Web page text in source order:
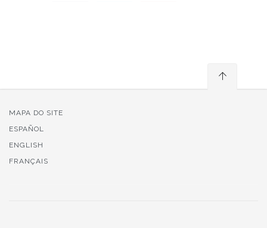
MAPA DO SITE
ESPAÑOL
ENGLISH
FRANÇAIS